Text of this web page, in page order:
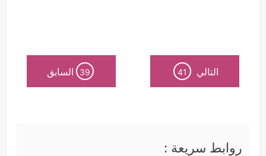
التالي 41
39 السابق
روابط سريعة :